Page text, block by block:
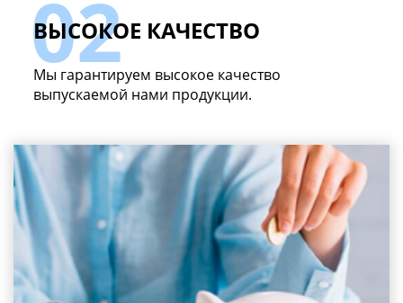
ВЫСОКОЕ КАЧЕСТВО
Мы гарантируем высокое качество
выпускаемой нами продукции.